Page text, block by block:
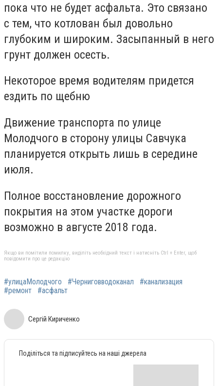
пока что не будет асфальта. Это связано
с тем, что котлован был довольно
глубоким и широким. Засыпанный в него
грунт должен осесть.
Некоторое время водителям придется
ездить по щебню
Движение транспорта по улице
Молодчого в сторону улицы Савчука
планируется открыть лишь в середине
июля.
Полное восстановление дорожного
покрытия на этом участке дороги
возможно в августе 2018 года.
Якщо ви помітили помилку, виділіть необхідний текст і натисніть Ctrl + Enter, щоб
повідомити про це редакцію
#улицаМолодчого #Черниговводоканал
#канализация
#ремонт
#асфальт
Сергій Кириченко
Поділіться та підписуйтесь на наші джерела